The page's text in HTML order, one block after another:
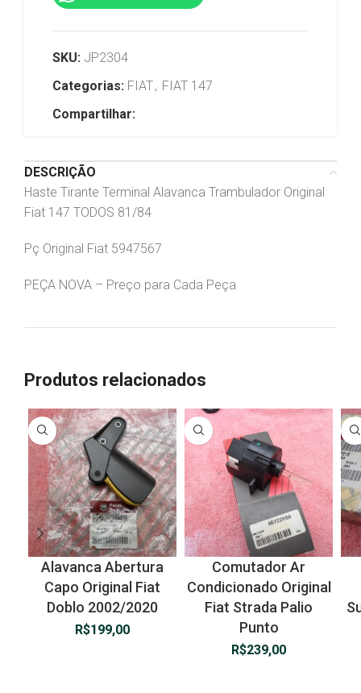
SKU: JP2304
Categorias: FIAT, FIAT 147
Compartilhar:
DESCRIÇÃO
Haste Tirante Terminal Alavanca Trambulador Original
Fiat 147 TODOS 81/84
Pç Original Fiat 5947567
PEÇA NOVA – Preço para Cada Peça
Produtos relacionados
Alavanca Abertura
Capo Original Fiat
Doblo 2002/2020
R$199,00
Comutador Ar
Condicionado Original
Fiat Strada Palio
Punto
R$239,00